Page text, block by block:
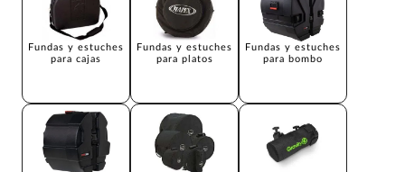
Fundas y estuches
para cajas
Fundas y estuches
para platos
Fundas y estuches
para bombo